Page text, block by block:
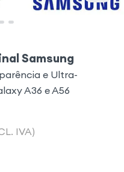
Samsung
e Ultra-
A36 e A56
IVA)